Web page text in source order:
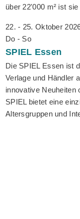
über 22'000 m² ist
22. - 25. Oktober
Do - So
SPIEL Essen
Die SPIEL Essen ist
Verlage und Händler
innovative Neuheiten
SPIEL bietet eine
Altersgruppen und